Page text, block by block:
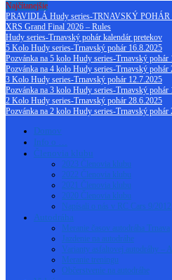
Najčítanejšie
PRAVIDLÁ Hudy series-TRNAVSKÝ POHÁR
XRS Grand Final 2026 – Rules
Hudy series-Trnavský pohár kalendár pretekov
5 Kolo Hudy series-Trnavský pohár 16.8.2025
Pozvánka na 5 kolo Hudy series-Trnavský pohár
Pozvánka na 4 kolo Hudy series-Trnavský pohár
3 Kolo Hudy series-Trnavský pohár 12.7.2025
Pozvánka na 3 kolo Hudy series-Trnavský pohár
2 Kolo Hudy series-Trnavský pohár 28.6.2025
Pozvánka na 2 kolo Hudy series-Trnavský pohár
Domov
Info o …
Členovia klubu
2023 Členovia klubu
2022 Členovia klubu
2021 Členovia klubu
2020 Členovia klubu
Napísali o nás v RC Cars 9/2012
Autodráha
Meranie časov autodráha Trnava
Jazdenie na autodráhe
Varianty asfaltovej autodráhy –
Meranie treningu
Občerstvenie na autodráhe